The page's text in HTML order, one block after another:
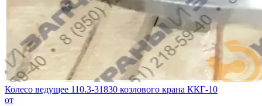
Колесо ведущее 110.3-31830 козлового крана ККГ-10
от